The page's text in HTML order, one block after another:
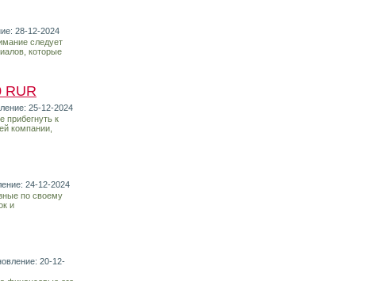
28-12-2024
следует
которые
RUR
25-12-2024
прибегнуть к
компании,
24-12-2024
по своему
и
20-12-